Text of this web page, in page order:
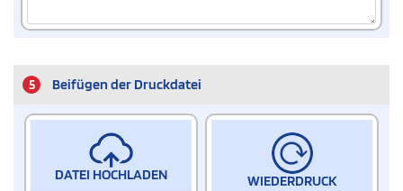
5 Beifügen der Druckdatei
DATEI HOCHLADEN WIEDERDRUCK